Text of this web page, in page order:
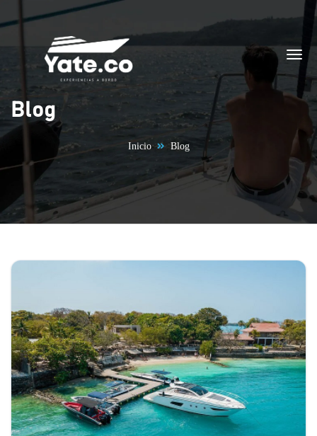
Saltar al contenido
Blog
Inicio Blog